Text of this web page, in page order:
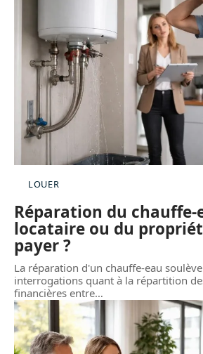
LOUER
Réparation du chauffe-
locataire ou du
payer ?
La réparation d'un chauffe-eau
interrogations quant à la répartition
financières entre…